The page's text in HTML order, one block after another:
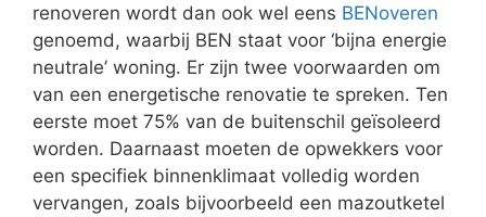
renoveren wordt dan ook wel eens BENoveren
genoemd, waarbij BEN staat voor ‘bijna energie
neutrale’ woning. Er zijn twee voorwaarden om
van een energetische renovatie te spreken. Ten
eerste moet 75% van de buitenschil geïsoleerd
worden. Daarnaast moeten de opwekkers voor
een specifiek binnenklimaat volledig worden
vervangen, zoals bijvoorbeeld een mazoutketel